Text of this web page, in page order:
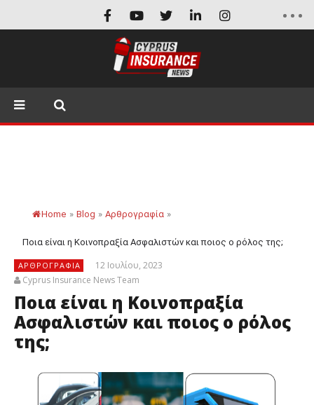
Home » Blog » Αρθρογραφία »
Ποια είναι η Κοινοπραξία Ασφαλιστών και ποιος ο ρόλος της;
ΑΡΘΡΟΓΡΑΦΊΑ
12 Ιουλίου, 2023
Cyprus Insurance News Team
Ποια είναι η Κοινοπραξία
Ασφαλιστών και ποιος ο ρόλος
της;